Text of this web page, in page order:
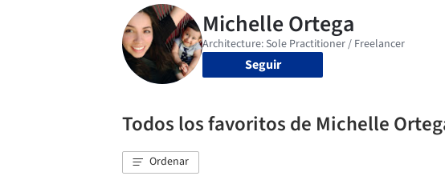
Seguir
Todos los favoritos de Michelle
Ordenar